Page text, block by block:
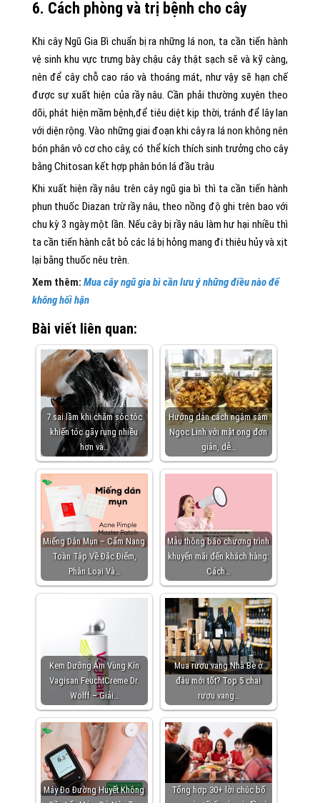
6. Cách phòng và trị bệnh cho cây
Khi cây Ngũ Gia Bì chuẩn bị ra những lá non, ta cần tiến hành
vệ sinh khu vực trưng bày chậu cây thật sạch sẽ và kỹ càng,
nên để cây chỗ cao ráo và thoáng mát, như vậy sẽ hạn chế
được sự xuất hiện của rầy nâu. Cần phải thường xuyên theo
dõi, phát hiện mầm bệnh,để tiêu diệt kịp thời, tránh để lây lan
với diện rộng. Vào những giai đoạn khi cây ra lá non không nên
bón phân vô cơ cho cây, có thể kích thích sinh trưởng cho cây
bằng Chitosan kết hợp phân bón lá đầu trâu
Khi xuất hiện rầy nâu trên cây ngũ gia bì thì ta cần tiến hành
phun thuốc Diazan trừ rầy nâu, theo nồng độ ghi trên bao với
chu kỳ 3 ngày một lần. Nếu cây bị rầy nâu làm hư hại nhiều thì
ta cần tiến hành cắt bỏ các lá bị hỏng mang đi thiêu hủy và xịt
lại bằng thuốc nêu trên.
Xem thêm: Mua cây ngũ gia bì cần lưu ý những điều nào để
không hối hận
Bài viết liên quan:
7 sai lầm khi chăm sóc tóc
khiến tóc gãy rụng nhiều
hơn và…
Hướng dẫn cách ngâm sâm
Ngọc Linh với mật ong đơn
giản, dễ…
Miếng Dán Mụn – Cẩm Nang
Toàn Tập Về Đặc Điểm,
Phân Loại Và…
Mẫu thông báo chương trình
khuyến mãi đến khách hàng:
Cách…
Kem Dưỡng Ẩm Vùng Kín
Vagisan FeuchtCreme Dr.
Wolff – Giải…
Mua rượu vang Nhà Bè ở
đâu mới tốt? Top 5 chai
rượu vang…
Máy Đo Đường Huyết Không
Tổng hợp 30+ lời chúc bố